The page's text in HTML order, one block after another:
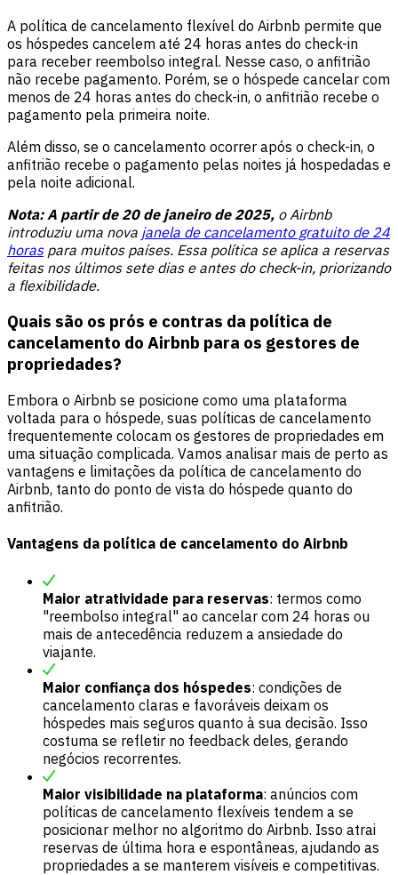
A política de cancelamento flexível do Airbnb permite que
os hóspedes cancelem até 24 horas antes do check-in
para receber reembolso integral. Nesse caso, o anfitrião
não recebe pagamento. Porém, se o hóspede cancelar com
menos de 24 horas antes do check-in, o anfitrião recebe o
pagamento pela primeira noite.
Além disso, se o cancelamento ocorrer após o check-in, o
anfitrião recebe o pagamento pelas noites já hospedadas e
pela noite adicional.
Nota: A partir de 20 de janeiro de 2025, o Airbnb
introduziu uma nova janela de cancelamento gratuito de 24
horaspara muitos países. Essa política se aplica a reservas
feitas nos últimos sete dias e antes do check-in, priorizando
a flexibilidade.
Quais são os prós e contras da política de
cancelamento do Airbnb para os gestores de
propriedades?
Embora o Airbnb se posicione como uma plataforma
voltada para o hóspede, suas políticas de cancelamento
frequentemente colocam os gestores de propriedades em
uma situação complicada. Vamos analisar mais de perto as
vantagens e limitações da política de cancelamento do
Airbnb, tanto do ponto de vista do hóspede quanto do
anfitrião.
Vantagens da política de cancelamento do Airbnb
Maior atratividade para reservas: termos como
"reembolso integral" ao cancelar com 24 horas ou
mais de antecedência reduzem a ansiedade do
viajante.
Maior confiança dos hóspedes: condições de
cancelamento claras e favoráveis deixam os
hóspedes mais seguros quanto à sua decisão. Isso
costuma se refletir no feedback deles, gerando
negócios recorrentes.
Maior visibilidade na plataforma: anúncios com
políticas de cancelamento flexíveis tendem a se
posicionar melhor no algoritmo do Airbnb. Isso atrai
reservas de última hora e espontâneas, ajudando as
propriedades a se manterem visíveis e competitivas.